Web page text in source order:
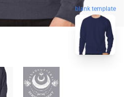
blank template